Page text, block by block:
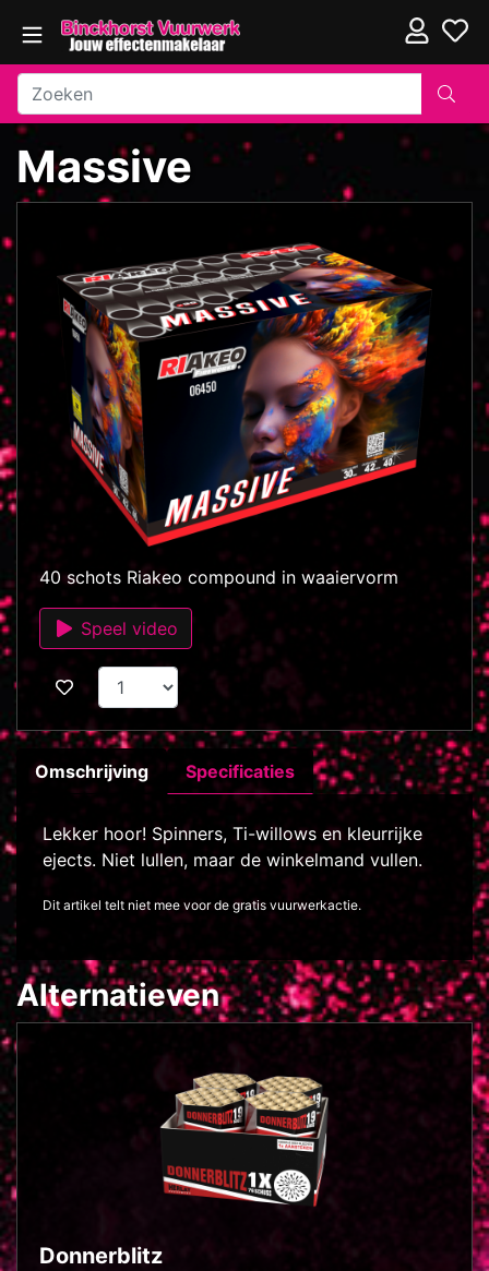
Massive
40 schots Riakeo compound in waaiervorm
Speel video
Omschrijving Specificaties
Lekker hoor! Spinners, Ti-willows en kleurrijke
ejects. Niet lullen, maar de winkelmand vullen.
Dit artikel telt niet mee voor de gratis vuurwerkactie.
Alternatieven
Donnerblitz